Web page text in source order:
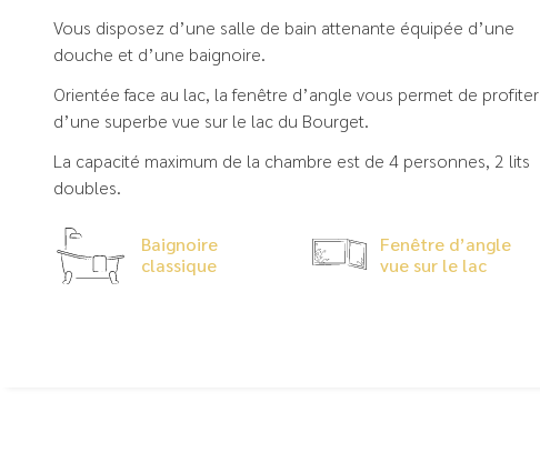
Vous disposez d’une salle de bain attenante équipée d’une
douche et d’une baignoire.
Orientée face au lac, la fenêtre d’angle vous permet de profiter
d’une superbe vue sur le lac du Bourget.
La capacité maximum de la chambre est de 4 personnes, 2 lits
doubles.
Baignoire
classique
Fenêtre d’angle
vue sur le lac